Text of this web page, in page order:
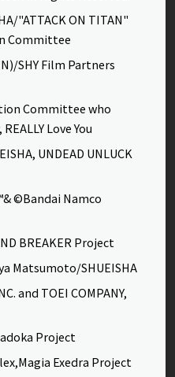
"ATTACK ON TITAN"
Committee
SHY Film Partners
Committee who
Love You
UNDEAD UNLUCK
©Bandai Namco
BREAKER Project
Matsumoto/SHUEISHA
and TOEI COMPANY,
Project
Exedra Project